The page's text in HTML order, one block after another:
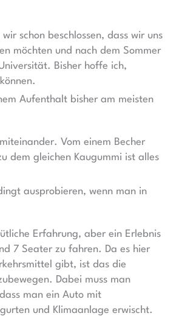
schon beschlossen, dass wir uns
möchten und nach dem Sommer
Bisher hoffe ich,
Aufenthalt bisher am meisten
Vom einem Becher
dem gleichen Kaugummi ist alles
ausprobieren, wenn man in
Erfahrung, aber ein Erlebnis
7 Seater zu fahren. Da es hier
gibt, ist das die
Dabei muss man
man ein Auto mit
und Klimaanlage erwischt.